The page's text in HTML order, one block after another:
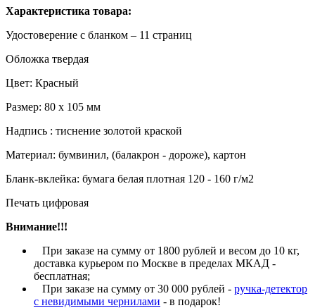
Характеристика товара:
Удостоверение с бланком – 11 страниц
Обложка твердая
Цвет: Красный
Размер: 80 х 105 мм
Надпись : тиснение золотой краской
Материал: бумвинил, (балакрон - дороже), картон
Бланк-вклейка: бумага белая плотная 120 - 160 г/м2
Печать цифровая
Внимание!!!
При заказе на сумму от 1800 рублей и весом до 10 кг,
доставка курьером по Москве в пределах МКАД -
бесплатная;
При заказе на сумму от 30 000 рублей - ручка-детектор
с невидимыми чернилами - в подарок!